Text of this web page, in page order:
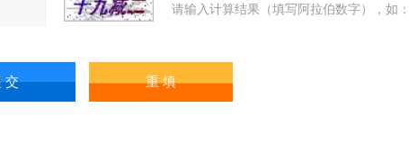
请输入计算结果（填写阿拉伯数字），如